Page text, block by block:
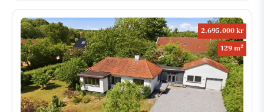
2.695.000 kr
129 m2